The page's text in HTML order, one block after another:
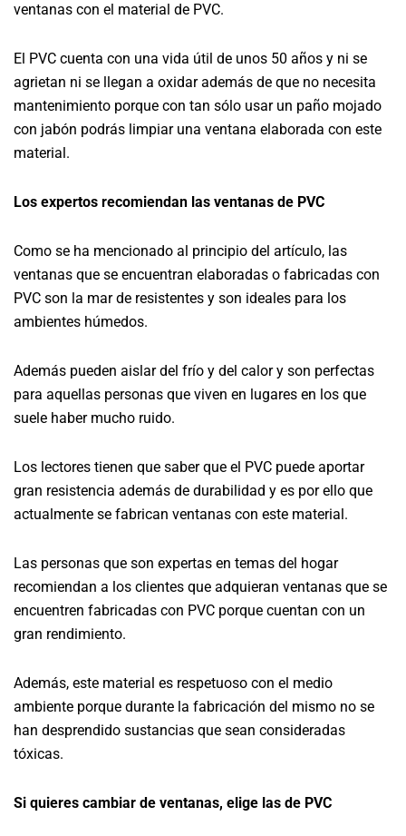
ventanas con el material de PVC.
El PVC cuenta con una vida útil de unos 50 años y ni se
agrietan ni se llegan a oxidar además de que no necesita
mantenimiento porque con tan sólo usar un paño mojado
con jabón podrás limpiar una ventana elaborada con este
material.
Los expertos recomiendan las ventanas de PVC
Como se ha mencionado al principio del artículo, las
ventanas que se encuentran elaboradas o fabricadas con
PVC son la mar de resistentes y son ideales para los
ambientes húmedos.
Además pueden aislar del frío y del calor y son perfectas
para aquellas personas que viven en lugares en los que
suele haber mucho ruido.
Los lectores tienen que saber que el PVC puede aportar
gran resistencia además de durabilidad y es por ello que
actualmente se fabrican ventanas con este material.
Las personas que son expertas en temas del hogar
recomiendan a los clientes que adquieran ventanas que se
encuentren fabricadas con PVC porque cuentan con un
gran rendimiento.
Además, este material es respetuoso con el medio
ambiente porque durante la fabricación del mismo no se
han desprendido sustancias que sean consideradas
tóxicas.
Si quieres cambiar de ventanas, elige las de PVC